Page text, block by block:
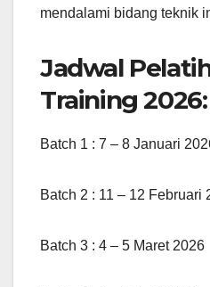
mendalami bidang teknik
Jadwal
Training 2026:
Batch 1 : 7 – 8 Januari
Batch 2 : 11 – 12 Februari
Batch 3 : 4 – 5 Maret 2026